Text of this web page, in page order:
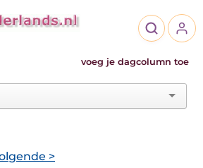
voeg je dagcolumn toe
>